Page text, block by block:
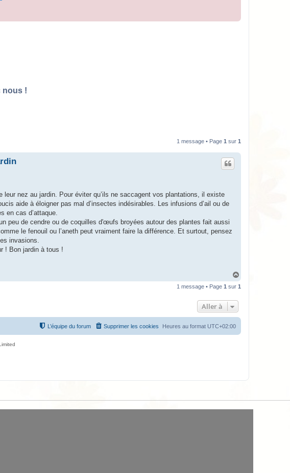
nous !
1 message • Page 1 sur 1
nez au jardin. Pour éviter qu’ils ne saccagent vos plantations, il existe
aide à éloigner pas mal d’insectes indésirables. Les infusions d’ail ou de
en cas d’attaque.
peu de cendre ou de coquilles d'œufs broyées autour des plantes fait aussi
le fenouil ou l’aneth peut vraiment faire la différence. Et surtout, pensez
invasions.
! Bon jardin à tous !
u
1 message • Page 1 sur 1
Aller à
Heures au format UTC+02:00
Supprimer les cookies
L’équipe du forum